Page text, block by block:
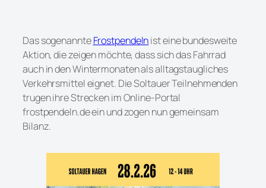
Das sogenannteFrostpendelnist eine bundesweite
Aktion, die zeigen möchte, dass sich das Fahrrad
auch in den Wintermonaten als alltagstaugliches
Verkehrsmittel eignet. Die Soltauer Teilnehmenden
trugen ihre Strecken im Online-Portal
frostpendeln.de ein und zogen nun gemeinsam
Bilanz.